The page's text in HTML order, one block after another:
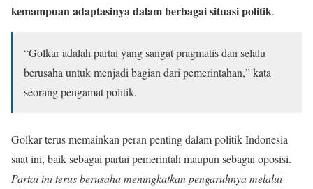
kemampuan adaptasinya dalam berbagai situasi politik.
“Golkar adalah partai yang sangat pragmatis dan selalu
berusaha untuk menjadi bagian dari pemerintahan,” kata
seorang pengamat politik.
Golkar terus memainkan peran penting dalam politik Indonesia
saat ini, baik sebagai partai pemerintah maupun sebagai oposisi.
Partai ini terus berusaha meningkatkan pengaruhnya melalui